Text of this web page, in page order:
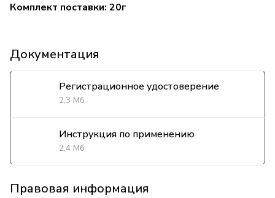
Комплект поставки: 20г
Документация
Регистрационное удостоверение
2,3 Мб
Инструкция по применению
2,4 Мб
Правовая информация